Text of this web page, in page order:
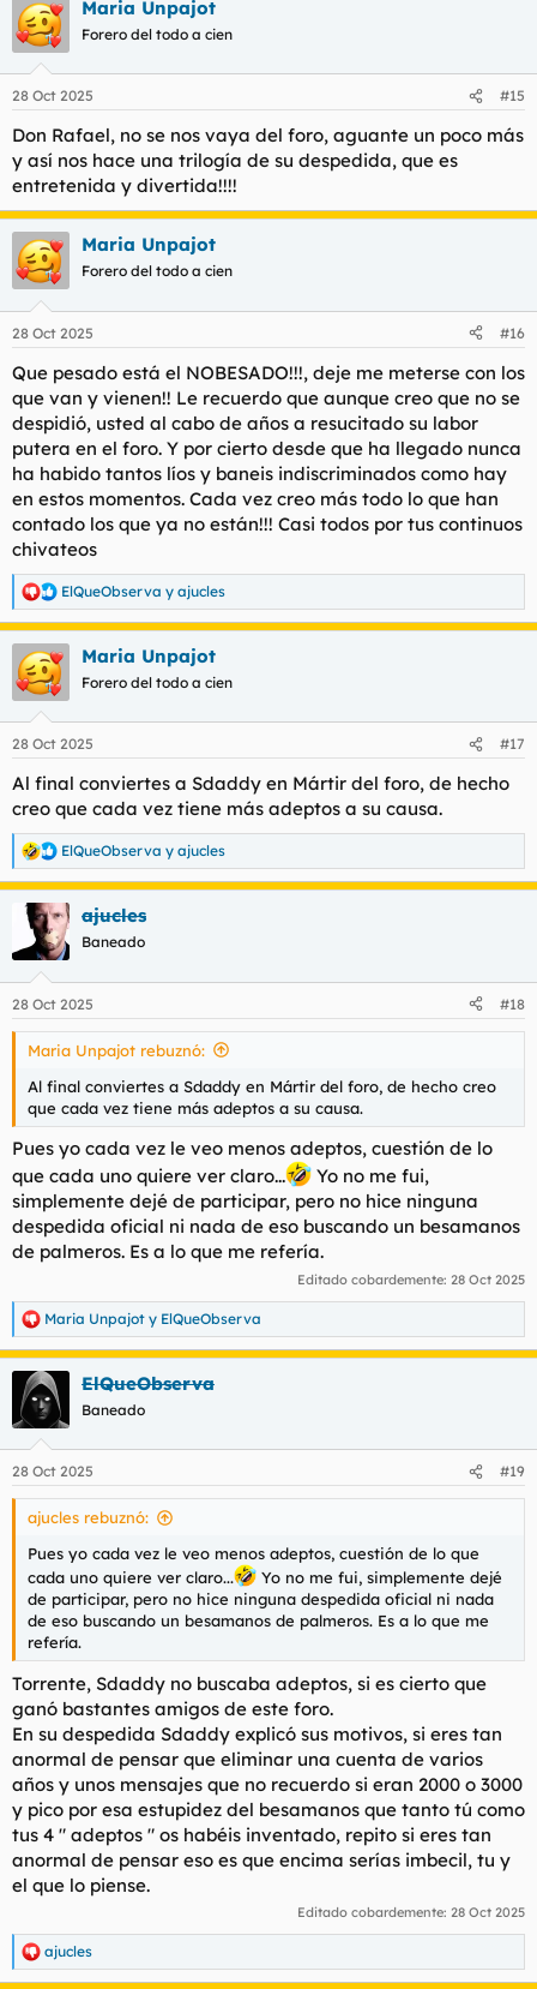
Maria Unpajot
Forero del todo a cien
28 Oct 2025 #15
Don Rafael, no se nos vaya del foro, aguante un poco más
y así nos hace una trilogía de su despedida, que es
entretenida y divertida!!!!
Maria Unpajot
Forero del todo a cien
28 Oct 2025 #16
Que pesado está el NOBESADO!!!, deje me meterse con los
que van y vienen!! Le recuerdo que aunque creo que no se
despidió, usted al cabo de años a resucitado su labor
putera en el foro. Y por cierto desde que ha llegado nunca
ha habido tantos líos y baneis indiscriminados como hay
en estos momentos. Cada vez creo más todo lo que han
contado los que ya no están!!! Casi todos por tus continuos
chivateos
R
e
a
c
c
i
e
:
ElQueObserva y ajucles
Maria Unpajot
Forero del todo a cien
28 Oct 2025 #17
Al final conviertes a Sdaddy en Mártir del foro, de hecho
creo que cada vez tiene más adeptos a su causa.
R
e
c
i
e
s
ElQueObserva y ajucles
ajucles
Baneado
28 Oct 2025 #18
Maria Unpajot rebuznó:
Al final conviertes a Sdaddy en Mártir del foro, de hecho creo
que cada vez tiene más adeptos a su causa.
Pues yo cada vez le veo menos adeptos, cuestión de lo
que cada uno quiere ver claro...
Yo no me fui,
simplemente dejé de participar, pero no hice ninguna
despedida oficial ni nada de eso buscando un besamanos
de palmeros. Es a lo que me refería.
Editado cobardemente: 28 Oct 2025
R
e
a
c
c
i
e
s
Maria Unpajot y ElQueObserva
ElQueObserva
Baneado
28 Oct 2025 #19
ajucles rebuznó:
Pues yo cada vez le veo menos adeptos, cuestión de lo que
cada uno quiere ver claro...
Yo no me fui, simplemente dejé
de participar, pero no hice ninguna despedida oficial ni nada
de eso buscando un besamanos de palmeros. Es a lo que me
refería.
Torrente, Sdaddy no buscaba adeptos, si es cierto que
ganó bastantes amigos de este foro.
En su despedida Sdaddy explicó sus motivos, si eres tan
anormal de pensar que eliminar una cuenta de varios
años y unos mensajes que no recuerdo si eran 2000 o 3000
y pico por esa estupidez del besamanos que tanto tú como
tus 4 " adeptos " os habéis inventado, repito si eres tan
anormal de pensar eso es que encima serías imbecil, tu y
el que lo piense.
Editado cobardemente: 28 Oct 2025
R
e
ajucles